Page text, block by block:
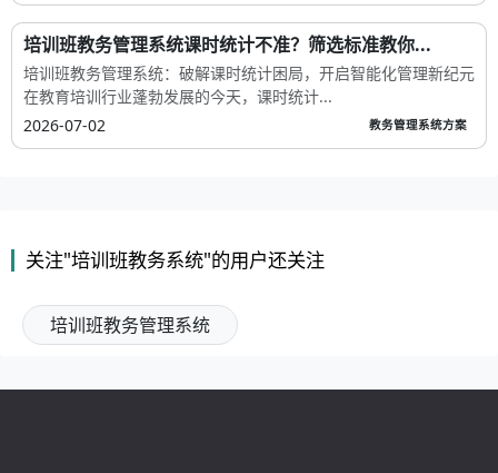
培训班教务管理系统课时统计不准？筛选标准教你...
培训班教务管理系统：破解课时统计困局，开启智能化管理新纪元
在教育培训行业蓬勃发展的今天，课时统计...
2026-07-02
教务管理系统方案
关注"培训班教务系统"的用户还关注
培训班教务管理系统